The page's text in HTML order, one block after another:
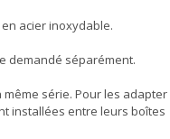
acier inoxydable.
demandé séparément.
série. Pour les adapter
installées entre leurs boîtes